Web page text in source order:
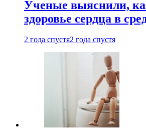
Ученые выяснили,
здоровье сердца в
2 года спустя2 года спустя